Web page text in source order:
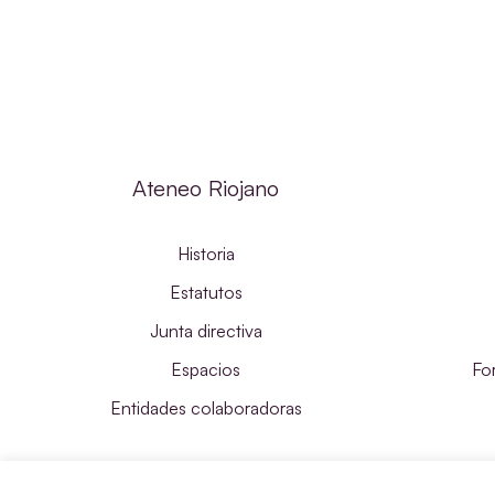
Ateneo Riojano
Historia
Estatutos
Junta directiva
Espacios
Entidades colaboradoras